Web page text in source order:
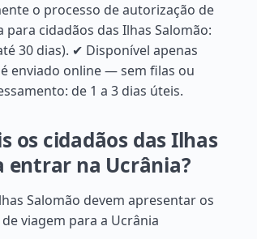
o processo de autorização de
cidadãos das Ilhas Salomão:
30 dias). ✔ Disponível apenas
enviado online — sem filas ou
de 1 a 3 dias úteis.
os cidadãos das Ilhas
entrar na Ucrânia?
Salomão devem apresentar os
viagem para a Ucrânia